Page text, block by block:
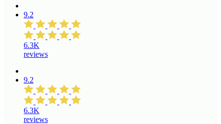
9.2
6.3K
reviews
9.2
6.3K
reviews